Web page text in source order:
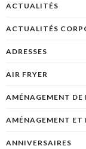
ACTUALITÉS
ACTUALITÉS
ADRESSES
AIR FRYER
AMÉNAGEMENT DE
AMÉNAGEMENT ET
ANNIVERSAIRES